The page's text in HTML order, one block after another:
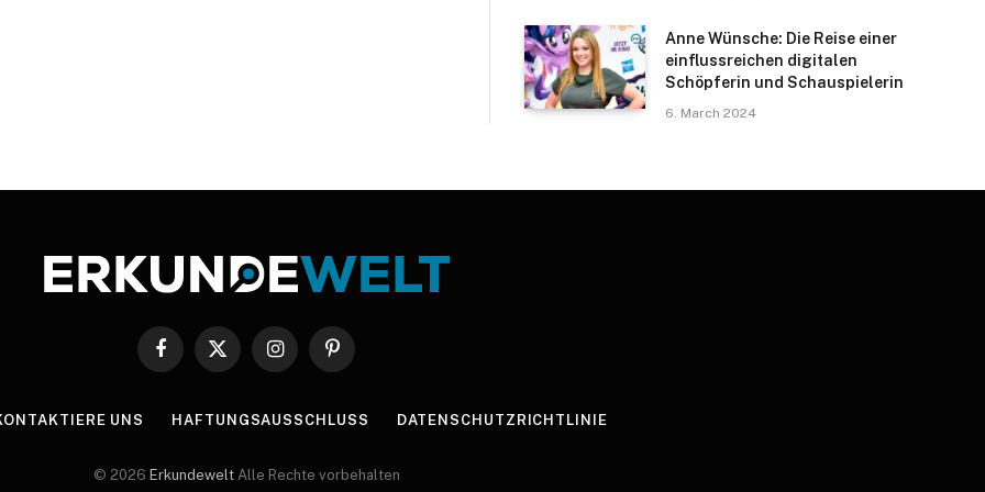
Anne Wünsche: Die Reise einer
einflussreichen digitalen
Schöpferin und Schauspielerin
6. March 2024
Facebook
X
InstagramPinterest
UNS HAFTUNGSAUSSCHLUSS DATENSCHUTZRICHTLINIE
© 2026 Erkundewelt Alle Rechte vorbehalten